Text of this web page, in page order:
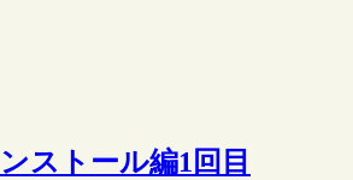
ストール編1回目